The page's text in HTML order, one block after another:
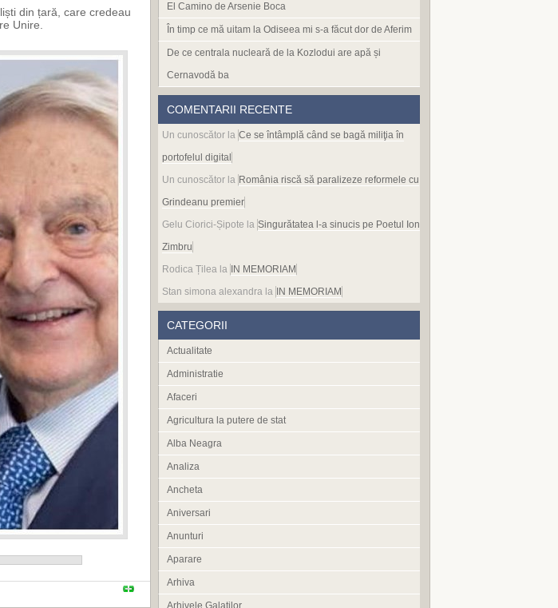
din țară, care credeau
Unire.
El Camino de Arsenie Boca
În timp ce mă uitam la Odiseea mi s-a făcut dor de Aferim
De ce centrala nucleară de la Kozlodui are apă și
Cernavodă ba
COMENTARII RECENTE
Un cunoscător la Ce se întâmplă când se bagă miliţia în
portofelul digital
Un cunoscător la România riscă să paralizeze reformele cu
Grindeanu premier
Gelu Ciorici-Șipote la Singurătatea l-a sinucis pe Poetul Ion
Zimbru
Rodica Țilea la
IN MEMORIAM
Stan simona alexandra la IN MEMORIAM
CATEGORII
Actualitate
Administratie
Afaceri
Agricultura la putere de stat
Alba Neagra
Analiza
Ancheta
Aniversari
Anunturi
Aparare
Arhiva
Arhivele Galaților